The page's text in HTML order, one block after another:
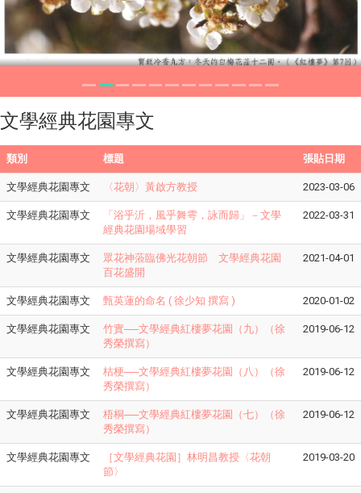
文學經典花園專文
類別 標題 張貼日期
文學經典花園專文 〈花朝〉黃啟方教授 2023-03-06
文學經典花園專文
「浴乎沂，風乎舞雩，詠而歸」－文學
經典花園場域學習
2022-03-31
文學經典花園專文
眾花神蒞臨佛光花朝節 文學經典花園
百花盛開
2021-04-01
文學經典花園專文 甄英蓮的命名 ( 徐少知 撰寫 ) 2020-01-02
文學經典花園專文
竹實──文學經典紅樓夢花園（九）（徐
秀榮撰寫）
2019-06-12
文學經典花園專文
桔梗──文學經典紅樓夢花園（八）（徐
秀榮撰寫）
2019-06-12
文學經典花園專文
梧桐──文學經典紅樓夢花園（七）（徐
秀榮撰寫）
2019-06-12
文學經典花園專文
​［文學經典花園］林明昌教授〈花朝
節〉
2019-03-20